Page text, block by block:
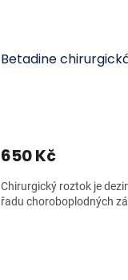
Betadine
650 Kč
Chirurgický roztok je
řadu choroboplodných